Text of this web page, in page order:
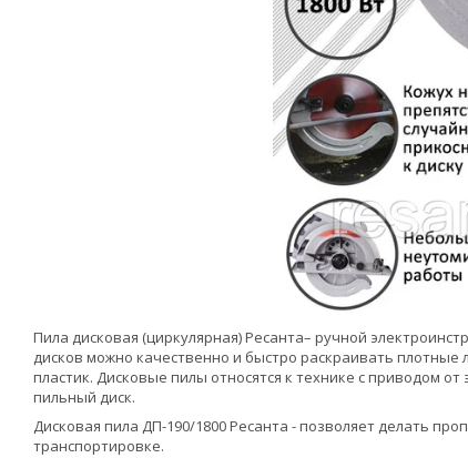
Пила дисковая (циркулярная) Ресанта– ручной
дисков можно качественно и быстро раскраивать
пластик. Дисковые пилы относятся к технике с приводом
пильный диск.
Дисковая пила ДП-190/1800 Ресанта - позволяет делать
транспортировке.